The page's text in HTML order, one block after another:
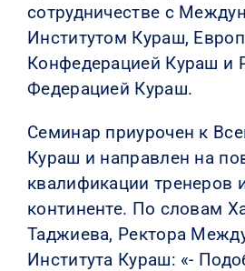
сотрудничестве с
Институтом Кураш,
Конфедерацией Кураш и
Федерацией Кураш.
Семинар приурочен к
Кураш и направлен на
квалификации тренеров
континенте. По словам
Таджиева, Ректора
Института Кураш: «-